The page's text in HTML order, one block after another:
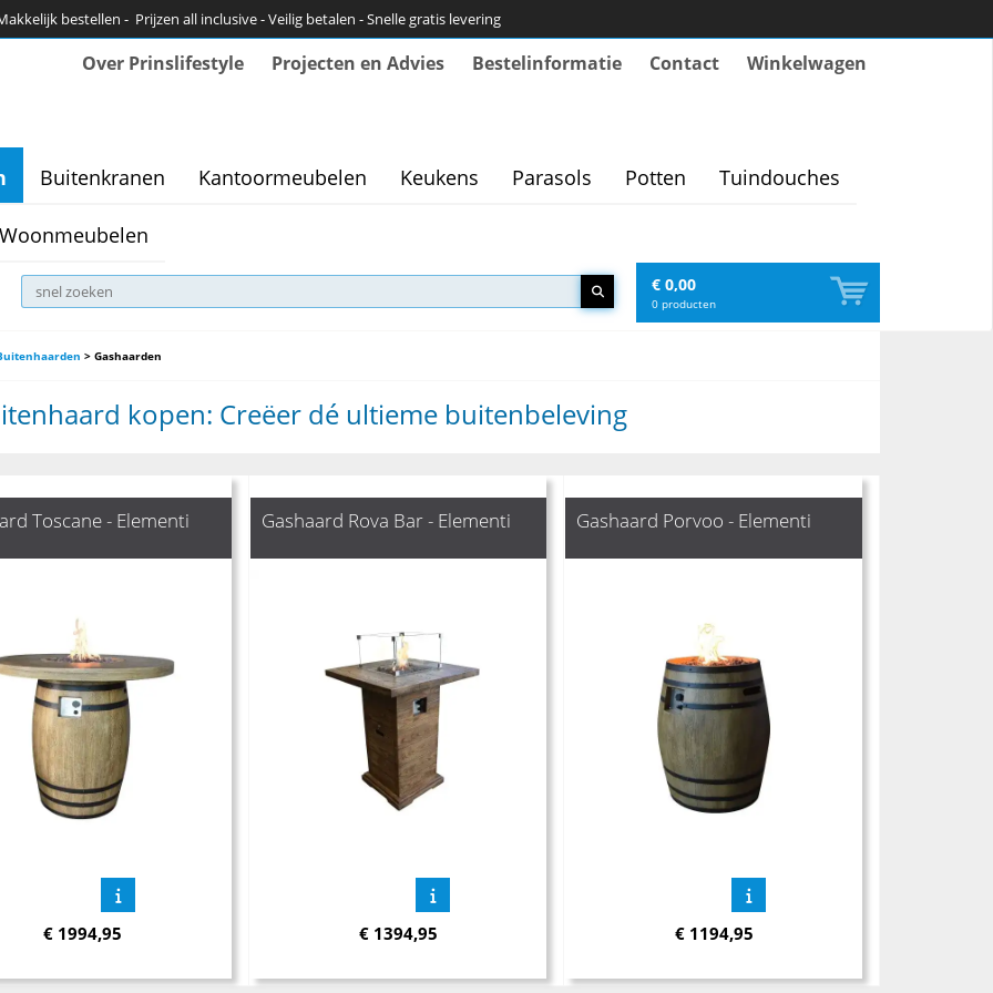
bestellen - Prijzen all inclusive - Veilig betalen - Snelle gratis levering
Over Prinslifestyle Projecten en Advies Bestelinformatie Contact Winkelwagen
Buitenkranen Kantoormeubelen Keukens Parasols Potten Tuindouches
Woonmeubelen
€ 0,00
0 producten
> Gashaarden
kopen: Creëer dé ultieme buitenbeleving
Toscane - Elementi
€ 1994,95
Gashaard Rova Bar - Elementi
€ 1394,95
Gashaard Porvoo - Elementi
€ 1194,95